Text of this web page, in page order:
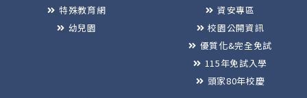
特殊教育網
幼兒園
資安專區
校園公開資訊
優質化&完全免試
115年免試入學
頭家80年校慶